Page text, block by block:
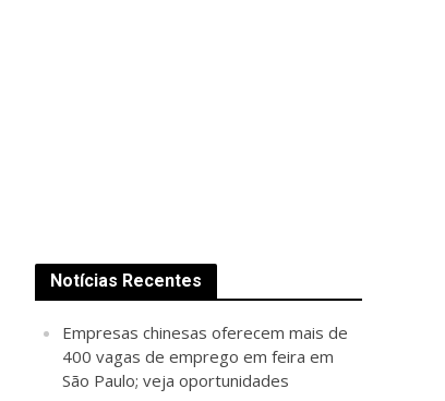
Notícias Recentes
Empresas chinesas oferecem mais de
400 vagas de emprego em feira em
São Paulo; veja oportunidades